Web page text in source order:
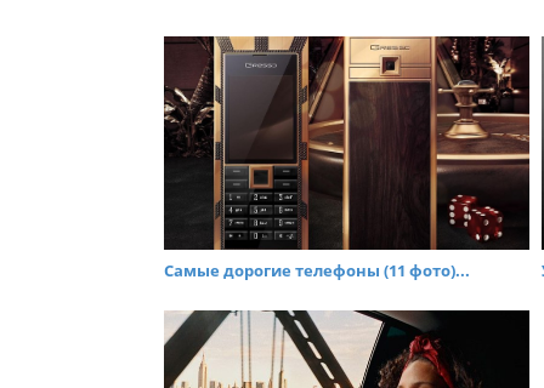
Самые дорогие телефоны (11 фото)...